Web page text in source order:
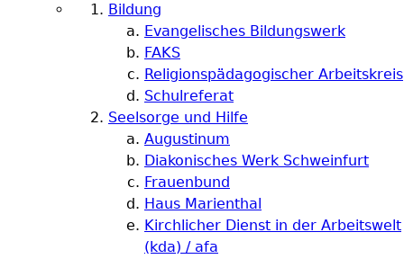
Bildung
Evangelisches Bildungswerk
FAKS
Religionspädagogischer Arbeitskreis
Schulreferat
Seelsorge und Hilfe
Augustinum
Diakonisches Werk Schweinfurt
Frauenbund
Haus Marienthal
Kirchlicher Dienst in der Arbeitswelt
(kda) / afa